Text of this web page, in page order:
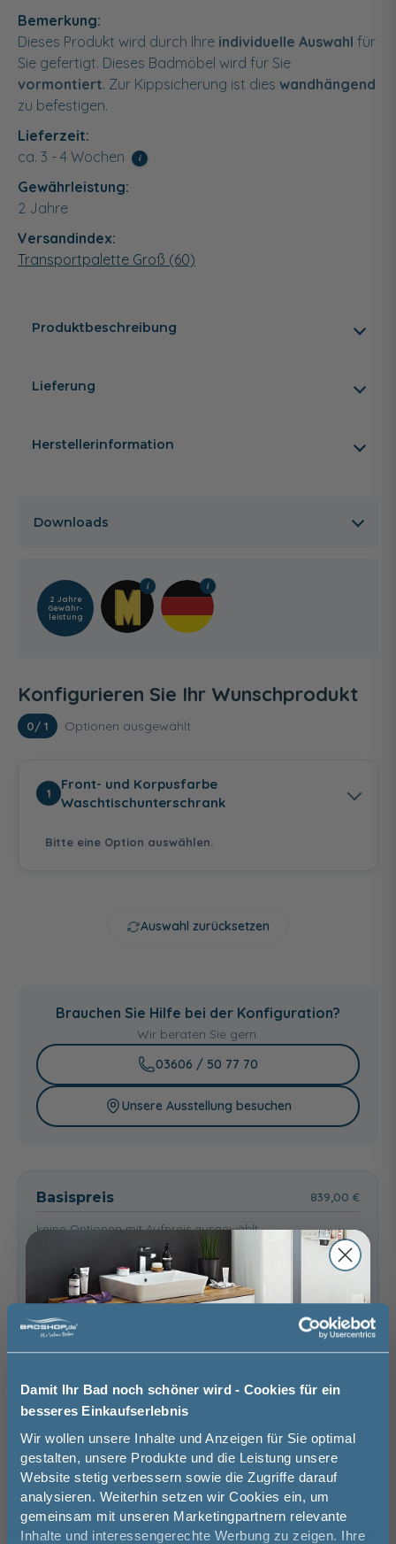
Damit Ihr Bad noch schöner wird - Cookies für ein
besseres Einkaufserlebnis
Wir wollen unsere Inhalte und Anzeigen für Sie optimal
gestalten, unsere Produkte und die Leistung unsere
Website stetig verbessern sowie die Zugriffe darauf
analysieren. Weiterhin setzen wir Cookies ein, um
gemeinsam mit unseren Marketingpartnern relevante
Inhalte und interessengerechte Werbung zu zeigen. Ihre
Bemerkung:
Dieses Produkt wird durch Ihre individuelle Auswahl für
Sie gefertigt. Dieses Badmöbel wird für Sie
vormontiert. Zur Kippsicherung ist dies wandhängend
zu befestigen.
Lieferzeit:
ca. 3 - 4 Wochen
i
Gewährleistung:
2 Jahre
Versandindex:
Transportpalette Groß (60)
Produktbeschreibung
Lieferung
Herstellerinformation
Downloads
2 Jahre
Gewähr­
leistung
Konfigurieren Sie Ihr Wunschprodukt
0/ 1 Optionen ausgewählt
1
Front- und Korpusfarbe
Waschtischunterschrank
Bitte eine Option auswählen.
Anthrazit
Nachbildung
Seidenglanz
Glanz
Graphit Struktur
quer Nachbildung
55,00 €
Eiche quer
Nachbildung
Auswahl zurücksetzen
Brauchen Sie Hilfe bei der Konfiguration?
Wir beraten Sie gern.
03606 / 50 77 70
Unsere Ausstellung besuchen
Basispreis 839,00 €
keine Optionen mit Aufpreis ausgewählt
839,00 €
Versandkostenfrei innerhalb Deutschlands
Versandkosten
In den Warenkorb
Artikel merken
Jetzt 50 € sparen!
Melde Sie sich hier zu unserem
Newsletter an und sparen Sie
50€* auf Ihre Bestellung!